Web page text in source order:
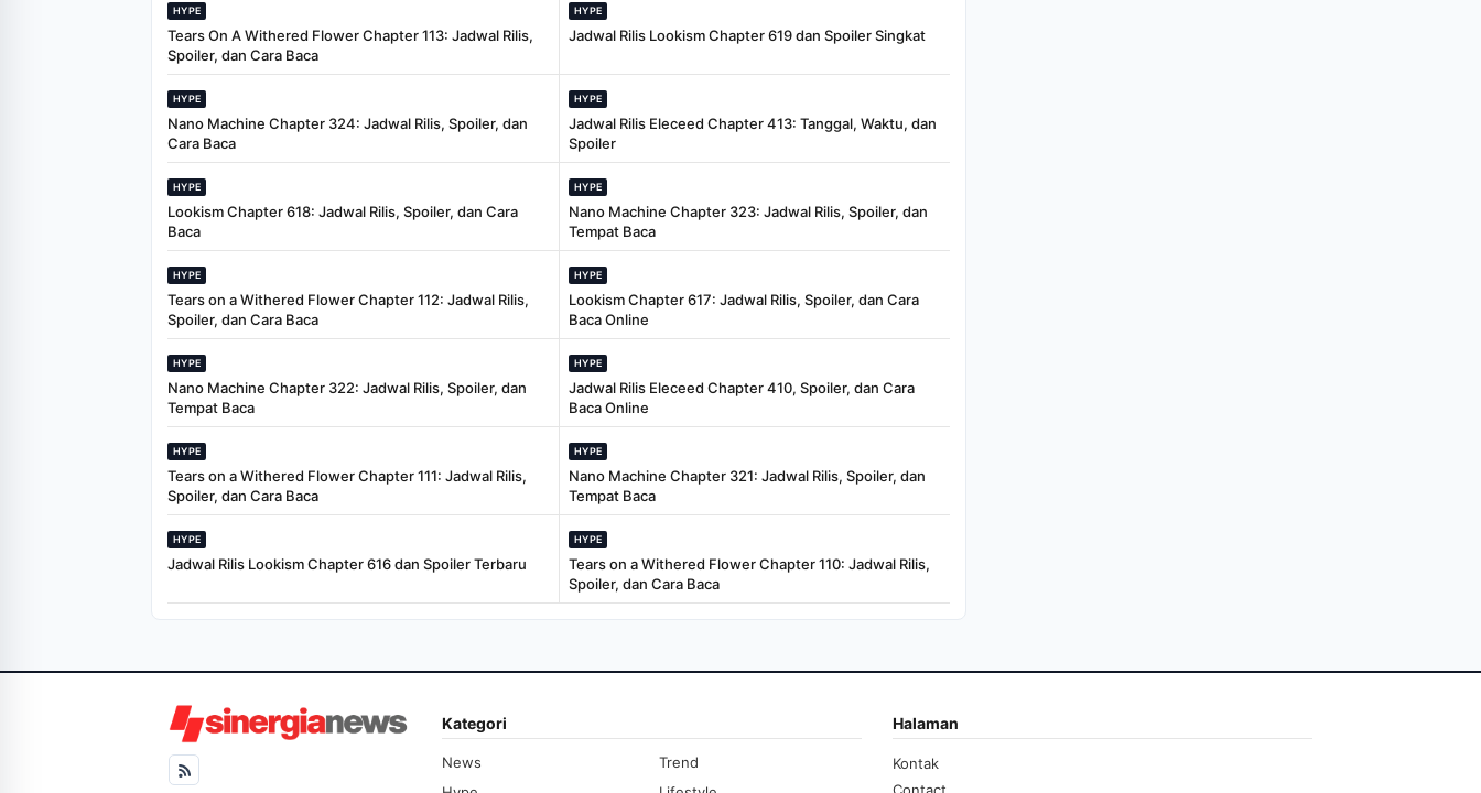
HYPE
Tears On A Withered Flower Chapter 113: Jadwal Rilis,
Spoiler, dan Cara Baca
HYPE
Jadwal Rilis Lookism Chapter 619 dan Spoiler Singkat
HYPE
Nano Machine Chapter 324: Jadwal Rilis, Spoiler, dan
Cara Baca
HYPE
Jadwal Rilis Eleceed Chapter 413: Tanggal, Waktu, dan
Spoiler
HYPE
Lookism Chapter 618: Jadwal Rilis, Spoiler, dan Cara
Baca
HYPE
Nano Machine Chapter 323: Jadwal Rilis, Spoiler, dan
Tempat Baca
HYPE
Tears on a Withered Flower Chapter 112: Jadwal Rilis,
Spoiler, dan Cara Baca
HYPE
Lookism Chapter 617: Jadwal Rilis, Spoiler, dan Cara
Baca Online
HYPE
Nano Machine Chapter 322: Jadwal Rilis, Spoiler, dan
Tempat Baca
HYPE
Jadwal Rilis Eleceed Chapter 410, Spoiler, dan Cara
Baca Online
HYPE
Tears on a Withered Flower Chapter 111: Jadwal Rilis,
Spoiler, dan Cara Baca
HYPE
Nano Machine Chapter 321: Jadwal Rilis, Spoiler, dan
Tempat Baca
HYPE
Jadwal Rilis Lookism Chapter 616 dan Spoiler Terbaru
HYPE
Tears on a Withered Flower Chapter 110: Jadwal Rilis,
Spoiler, dan Cara Baca
Kategori
News
Trend
Halaman
Kontak